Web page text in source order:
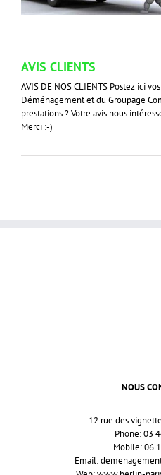
AVIS CLIENTS
AVIS DE NOS CLIENTS Postez ici
Déménagement et du Groupage
prestations ? Votre avis nous
Merci :-)
NOUS
12 rue des
Phone: 03
Mobile: 06
Email: